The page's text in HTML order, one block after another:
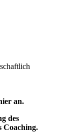
an.
des
Coaching.